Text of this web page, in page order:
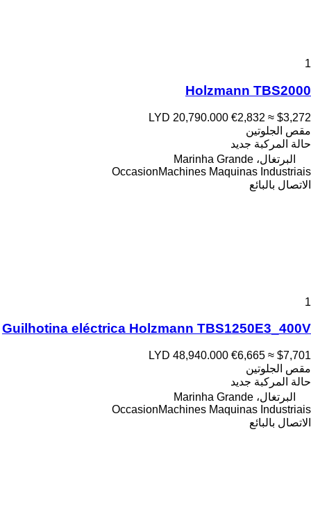
1
Holzmann TBS2000
LYD 20,790.000 €2,832 ≈ $3,272
مقص الجلوتين
حالة المركبة جديد
البرتغال، Marinha Grande
OccasionMachines Maquinas Industriais
الاتصال بالبائع
1
Guilhotina eléctrica Holzmann TBS1250E3_400V
LYD 48,940.000 €6,665 ≈ $7,701
مقص الجلوتين
حالة المركبة جديد
البرتغال، Marinha Grande
OccasionMachines Maquinas Industriais
الاتصال بالبائع